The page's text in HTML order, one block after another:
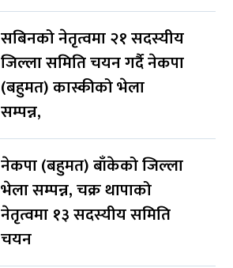
सबिनको नेतृत्वमा २१ सदस्यीय
जिल्ला समिति चयन गर्दै नेकपा
(बहुमत) कास्कीको भेला
सम्पन्न,
नेकपा (बहुमत) बाँकेको जिल्ला
भेला सम्पन्न, चक्र थापाको
नेतृत्वमा १३ सदस्यीय समिति
चयन